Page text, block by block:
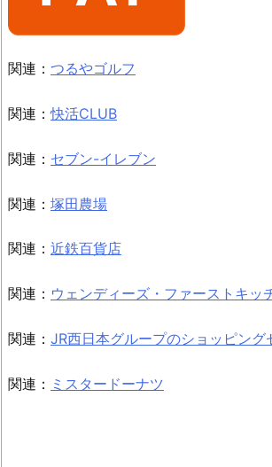
関連： つるやゴルフ
関連：快活CLUB
関連： セブン-イレブン
関連： 塚田農場
関連： 近鉄百貨店
関連： ウェンディーズ・ファーストキッ
関連： JR西日本グループのショッピング
関連： ミスタードーナツ